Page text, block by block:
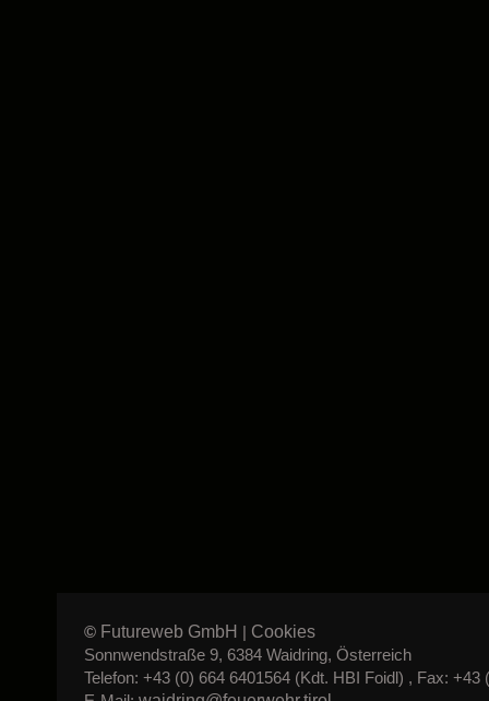
© Futureweb GmbH | Cookies
Sonnwendstraße 9, 6384 Waidring, Österreich
Telefon: +43 (0) 664 6401564 (Kdt. HBI Foidl) , Fax: +43